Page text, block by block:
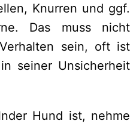
Knurren und ggf.
Das muss nicht
sein, oft ist
seiner Unsicherheit
Hund ist, nehme